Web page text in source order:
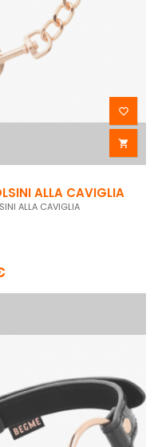


ALLA CAVIGLIA
ALLA CAVIGLIA